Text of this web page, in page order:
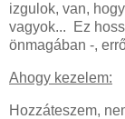
izgulok, van,
vagyok... Ez
önmagában -,
Ahogy kezelem:
Hozzáteszem,